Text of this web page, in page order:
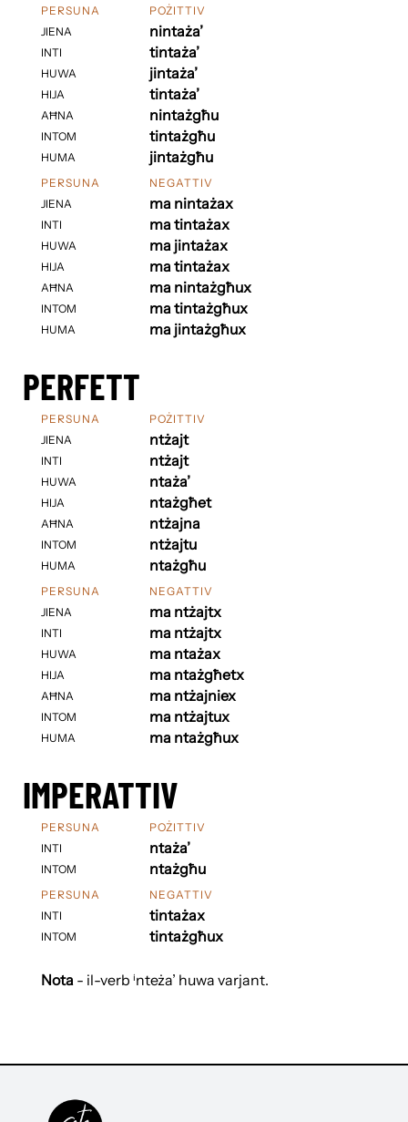
PERSUNA
JIENA
INTI
HUWA
HIJA
AĦNA
INTOM
HUMA
POŻITTIV
nintaża’
tintaża’
jintaża’
tintaża’
nintażgħu
tintażgħu
jintażgħu
PERSUNA
JIENA
INTI
HUWA
HIJA
AĦNA
INTOM
HUMA
NEGATTIV
ma nintażax
ma tintażax
ma jintażax
ma tintażax
ma nintażgħux
ma tintażgħux
ma jintażgħux
PERFETT
PERSUNA
JIENA
INTI
HUWA
HIJA
AĦNA
INTOM
HUMA
POŻITTIV
ntżajt
ntżajt
ntaża’
ntażgħet
ntżajna
ntżajtu
ntażgħu
PERSUNA
JIENA
INTI
HUWA
HIJA
AĦNA
INTOM
HUMA
NEGATTIV
ma ntżajtx
ma ntżajtx
ma ntażax
ma ntażgħetx
ma ntżajniex
ma ntżajtux
ma ntażgħux
IMPERATTIV
PERSUNA
INTI
INTOM
POŻITTIV
ntaża’
ntażgħu
PERSUNA
INTI
INTOM
NEGATTIV
tintażax
tintażgħux
Nota- il-verb ⁱnteża’ huwa varjant.